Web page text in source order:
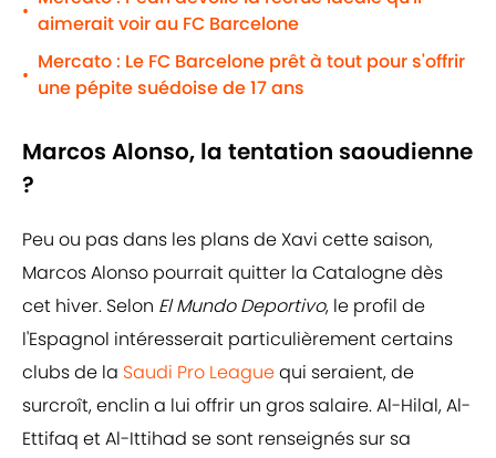
• aimerait voir au FC Barcelone
•
Mercato : Le FC Barcelone prêt à tout pour s'offrir
une pépite suédoise de 17 ans
Marcos Alonso, la tentation saoudienne
?
Peu ou pas dans les plans de Xavi cette saison,
Marcos Alonso pourrait quitter la Catalogne dès
cet hiver. Selon El Mundo Deportivo, le profil de
l'Espagnol intéresserait particulièrement certains
clubs de la Saudi Pro Leaguequi seraient, de
surcroît, enclin a lui offrir un gros salaire. Al-Hilal, Al-
Ettifaq et Al-Ittihad se sont renseignés sur sa